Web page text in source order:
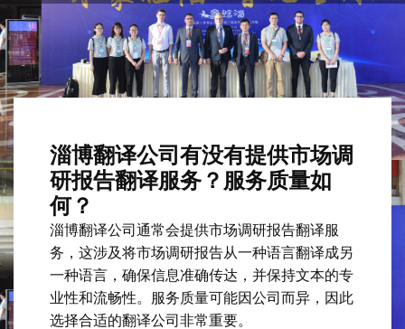
淄博翻译公司有没有提供市场调
研报告翻译服务？服务质量如
何？
淄博翻译公司通常会提供市场调研报告翻译服
务，这涉及将市场调研报告从一种语言翻译成另
一种语言，确保信息准确传达，并保持文本的专
业性和流畅性。服务质量可能因公司而异，因此
选择合适的翻译公司非常重要。